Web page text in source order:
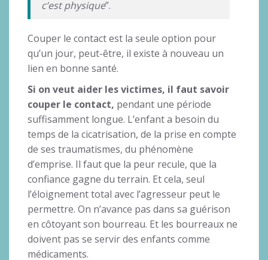
c’est physique”.
Couper le contact est la seule option pour
qu’un jour, peut-être, il existe à nouveau un
lien en bonne santé.
Si on veut aider les victimes, il faut savoir
couper le contact, pendant une période
suffisamment longue. L’enfant a besoin du
temps de la cicatrisation, de la prise en compte
de ses traumatismes, du phénomène
d’emprise. Il faut que la peur recule, que la
confiance gagne du terrain. Et cela, seul
l’éloignement total avec l’agresseur peut le
permettre. On n’avance pas dans sa guérison
en côtoyant son bourreau. Et les bourreaux ne
doivent pas se servir des enfants comme
médicaments.